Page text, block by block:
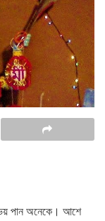
পান অনেকে। আশে